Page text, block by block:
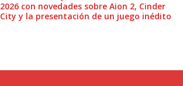
2026 con novedades sobre Aion 2, Cinder
City y la presentación de un juego inédito